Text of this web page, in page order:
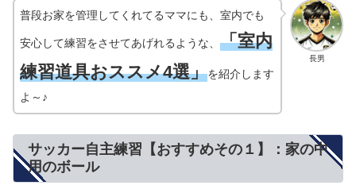
長男
普段お家を管理してくれてるママにも、室内でも
安心して練習をさせてあげれるような、 「室内
練習道具おススメ4選」を紹介します
よ～♪
サッカー自主練習【おすすめその１】：家の中
用のボール